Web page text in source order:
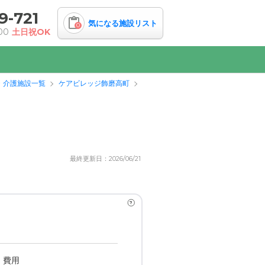
721
土日祝OK
0 気になる施設リスト
介護施設一覧 ケアビレッジ飾磨高町
最終更新日：2026/06/21
?
費用